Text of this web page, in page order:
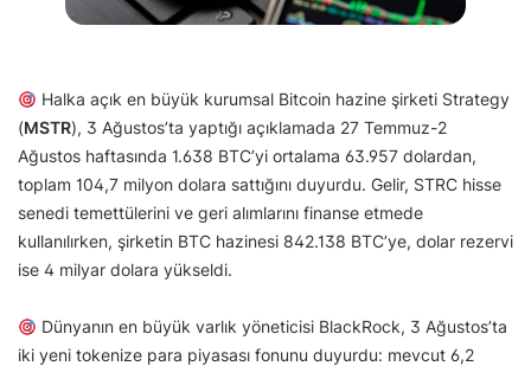
Halka açık en büyük kurumsal Bitcoin hazine şirketi Strategy
(MSTR), 3 Ağustos’ta yaptığı açıklamada 27 Temmuz-2
Ağustos haftasında 1.638 BTC’yi ortalama 63.957 dolardan,
toplam 104,7 milyon dolara sattığını duyurdu. Gelir, STRC hisse
senedi temettülerini ve geri alımlarını finanse etmede
kullanılırken, şirketin BTC hazinesi 842.138 BTC’ye, dolar rezervi
ise 4 milyar dolara yükseldi.
Dünyanın en büyük varlık yöneticisi BlackRock, 3 Ağustos’ta
iki yeni tokenize para piyasası fonunu duyurdu: mevcut 6,2